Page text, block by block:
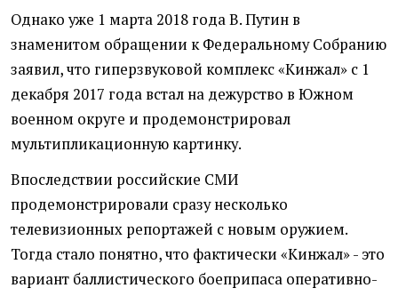
Однако уже 1 марта 2018 года В. Путин в
знаменитом обращении к Федеральному Собранию
заявил, что гиперзвуковой комплекс «Кинжал» с 1
декабря 2017 года встал на дежурство в Южном
военном округе и продемонстрировал
мультипликационную картинку.
Впоследствии российские СМИ
продемонстрировали сразу несколько
телевизионных репортажей с новым оружием.
Тогда стало понятно, что фактически «Кинжал» - это
вариант баллистического боеприпаса оперативно-